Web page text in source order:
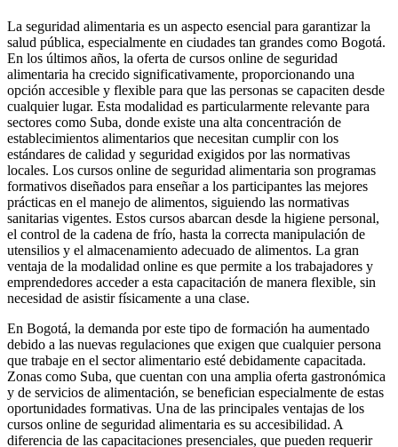
La seguridad alimentaria es un aspecto esencial para garantizar la
salud pública, especialmente en ciudades tan grandes como Bogotá.
En los últimos años, la oferta de cursos online de seguridad
alimentaria ha crecido significativamente, proporcionando una
opción accesible y flexible para que las personas se capaciten desde
cualquier lugar. Esta modalidad es particularmente relevante para
sectores como Suba, donde existe una alta concentración de
establecimientos alimentarios que necesitan cumplir con los
estándares de calidad y seguridad exigidos por las normativas
locales. Los cursos online de seguridad alimentaria son programas
formativos diseñados para enseñar a los participantes las mejores
prácticas en el manejo de alimentos, siguiendo las normativas
sanitarias vigentes. Estos cursos abarcan desde la higiene personal,
el control de la cadena de frío, hasta la correcta manipulación de
utensilios y el almacenamiento adecuado de alimentos. La gran
ventaja de la modalidad online es que permite a los trabajadores y
emprendedores acceder a esta capacitación de manera flexible, sin
necesidad de asistir físicamente a una clase.
En Bogotá, la demanda por este tipo de formación ha aumentado
debido a las nuevas regulaciones que exigen que cualquier persona
que trabaje en el sector alimentario esté debidamente capacitada.
Zonas como Suba, que cuentan con una amplia oferta gastronómica
y de servicios de alimentación, se benefician especialmente de estas
oportunidades formativas. Una de las principales ventajas de los
cursos online de seguridad alimentaria es su accesibilidad. A
diferencia de las capacitaciones presenciales, que pueden requerir